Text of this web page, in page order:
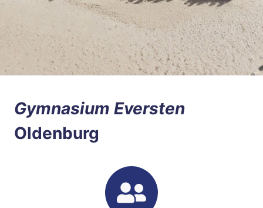
Gymnasium Eversten
Oldenburg